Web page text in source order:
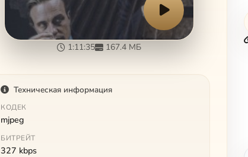
1:11:35 167.4 МБ
Техническая информация
КОДЕК
mjpeg
БИТРЕЙТ
327 kbps